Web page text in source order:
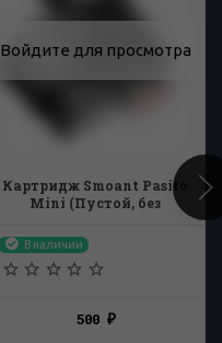
Войдите для просмотра
Картридж Smoant Pasito
Mini (Пустой, без
В наличии
500 ₽